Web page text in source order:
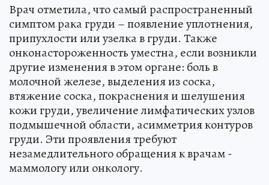
Врач отметила, что самый распространенный
симптом рака груди – появление уплотнения,
припухлости или узелка в груди. Также
онконастороженность уместна, если возникли
другие изменения в этом органе: боль в
молочной железе, выделения из соска,
втяжение соска, покраснения и шелушения
кожи груди, увеличение лимфатических узлов
подмышечной области, асимметрия контуров
груди. Эти проявления требуют
незамедлительного обращения к врачам -
маммологу или онкологу.